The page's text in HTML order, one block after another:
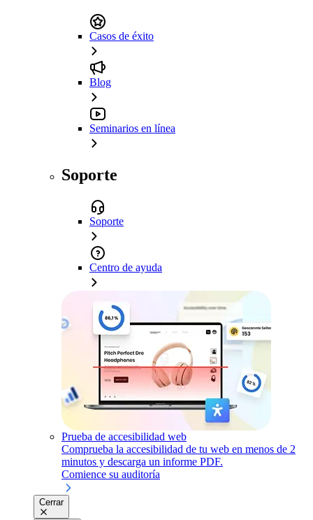
Casos de éxito
Blog
Seminarios en línea
Soporte
Soporte
Centro de ayuda
Prueba de accesibilidad web
Comprueba la accesibilidad de tu web en menos de 2
minutos y descarga un informe PDF.
Comience su auditoría
Cerrar